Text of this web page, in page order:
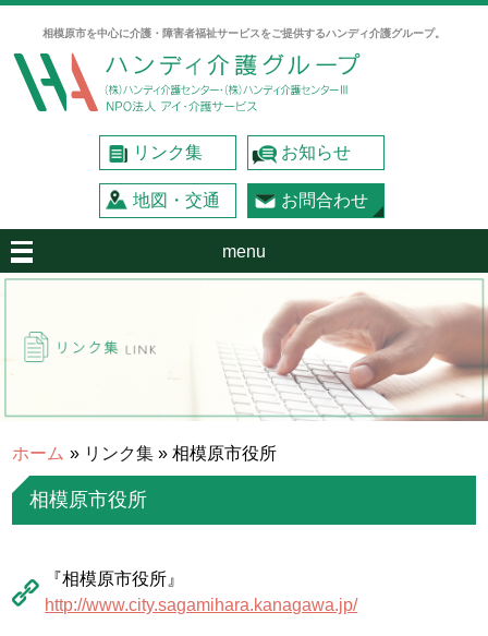
相模原市を中心に介護・障害者福祉サービスをご提供するハンディ介護グループ。
リンク集 お知らせ
地図・交通 お問合わせ
menu
ホーム » リンク集 » 相模原市役所
相模原市役所
『相模原市役所』
http://www.city.sagamihara.kanagawa.jp/